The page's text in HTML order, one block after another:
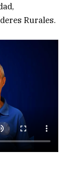
Rurales.